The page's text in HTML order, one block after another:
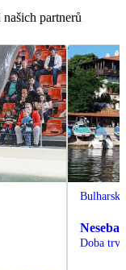
partnerů
Bulharsko
Doba